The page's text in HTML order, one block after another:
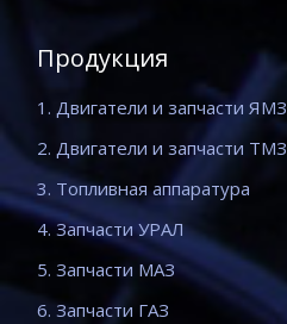
Продукция
1. Двигатели и запчасти ЯМЗ
2. Двигатели и запчасти ТМЗ
3. Топливная аппаратура
4. Запчасти УРАЛ
5. Запчасти МАЗ
6. Запчасти ГАЗ